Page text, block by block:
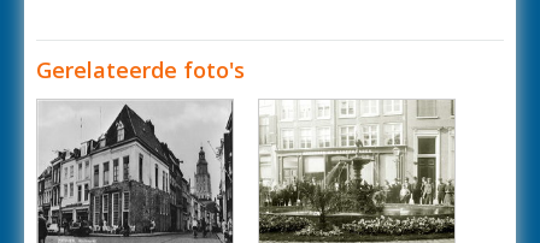
Gerelateerde foto's